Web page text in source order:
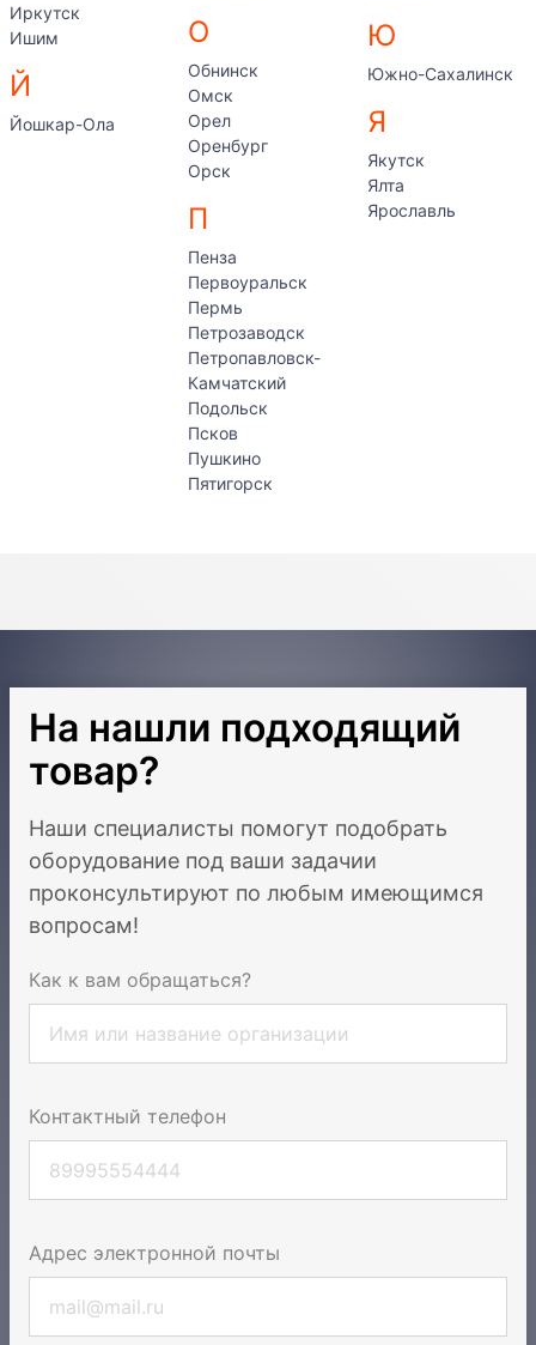
Иркутск
Ишим
Й
Йошкар-Ола
О
Обнинск
Омск
Орел
Оренбург
Орск
П
Пенза
Первоуральск
Пермь
Петрозаводск
Петропавловск-
Камчатский
Подольск
Псков
Пушкино
Пятигорск
Ю
Южно-Сахалинск
Я
Якутск
Ялта
Ярославль
На нашли подходящий
товар?
Наши специалисты помогут подобрать
оборудование под ваши задачии
проконсультируют по любым имеющимся
вопросам!
Как к вам обращаться?
Контактный телефон
Адрес электронной почты